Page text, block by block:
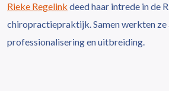
Rieke Regelink deed haar intrede in de
chiropractiepraktijk. Samen werkten ze
professionalisering en uitbreiding.